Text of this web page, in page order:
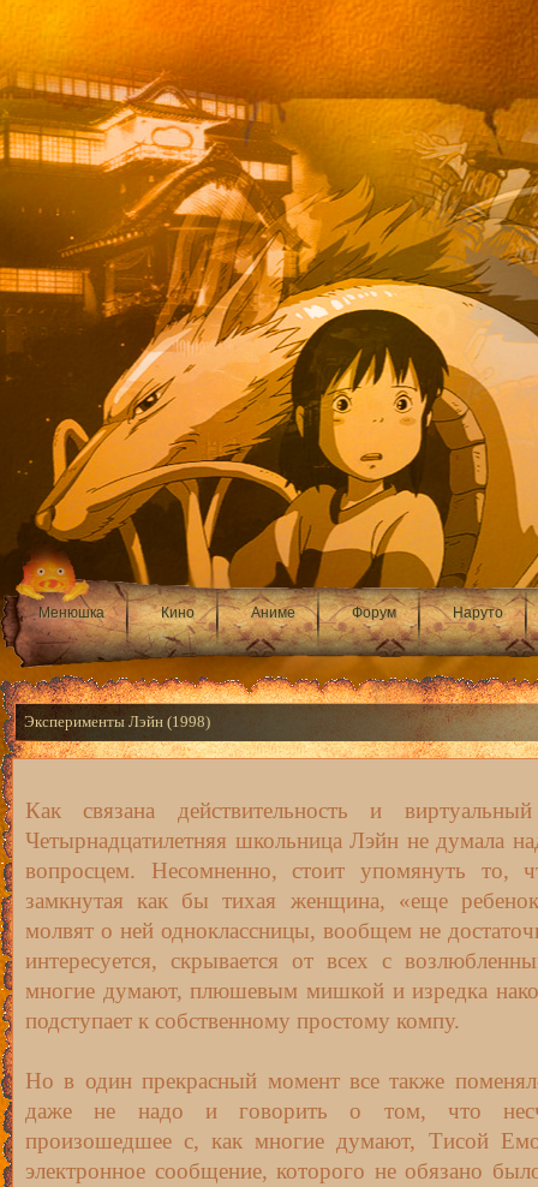
Менюшка Кино Аниме Форум Наруто
Эксперименты Лэйн (1998)
Как связана действительность и
Четырнадцатилетняя школьница Лэйн не думала
вопросцем. Несомненно, стоит упомянуть то,
замкнутая как бы тихая женщина, «еще
молвят о ней одноклассницы, вообщем не
интересуется, скрывается от всех с
многие думают, плюшевым мишкой и изредка
подступает к собственному простому компу.
Но в один прекрасный момент все также
даже не надо и говорить о том, что
произошедшее с, как многие думают, Тисой
электронное сообщение, которого не обязано